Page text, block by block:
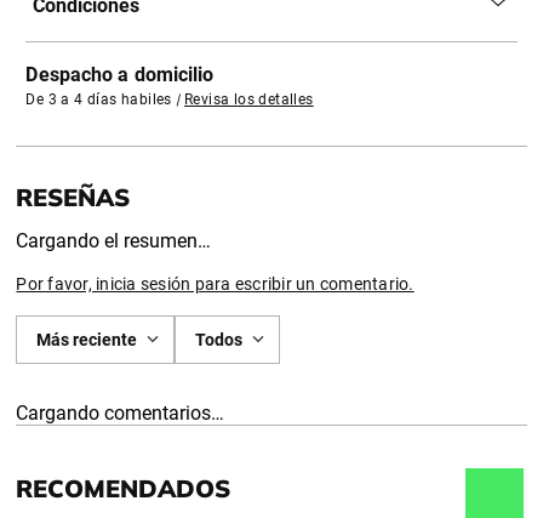
Condiciones
Despacho a domicilio
De 3 a 4 días habiles | Revisa los detalles
Cargando el resumen…
Por favor, inicia sesión para escribir un comentario.
Más reciente Todos
Cargando comentarios…
RECOMENDADOS